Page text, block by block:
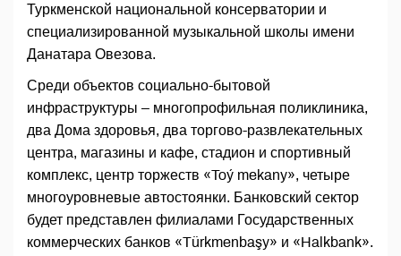
Туркменской национальной консерватории и
специализированной музыкальной школы имени
Данатара Овезова.
Среди объектов социально-бытовой
инфраструктуры – многопрофильная поликлиника,
два Дома здоровья, два торгово-развлекательных
центра, магазины и кафе, стадион и спортивный
комплекс, центр торжеств «Toý mekany», четыре
многоуровневые автостоянки. Банковский сектор
будет представлен филиалами Государственных
коммерческих банков «Türkmenbaşy» и «Halkbank».